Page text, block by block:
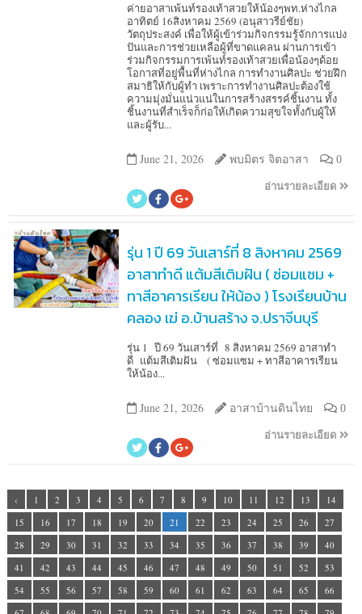
ค่ายอาสาเพ้นท์รองเท้าสวยให้น้องๆพท.ห่างไกล
อาทิตย์ 16สิงหาคม 2569 (อนุสาวรีย์ชัย)
วัตถุประสงค์ เพื่อให้ผู้เข้าร่วมกิจกรรมรู้จักการแบ่ง
ปันและการช่วยเหลือผู้ที่ขาดแคลน ผ่านการเข้า
ร่วมกิจกรรมการเพ้นท์รองเท้าสวยเพื่อน้องๆด้อย
โอกาสที่อยู่พื้นที่ห่างไกล การทำงานศิลปะ ช่วยฝึก
สมาธิให้กับผู้ทำ เพราะการทำงานศิลปะต้องใช้
ความมุ่งมั่นแน่วแน่ในการสร้างสรรค์ชิ้นงาน ทั้ง
ชิ้นงานที่สำเร็จก็ก่อให้เกิดความสุขใจทั้งกับผู้ให้
และผู้รับ...
June 21, 2026 พบมิตร จิตอาสา 0
อ่านรายละเอียด
รุ่น 1 ปี 69 วันเสาร์ที่ 8 สิงหาคม 2569
อาสาทำดี แต้มสีเติมฝัน ( ซ่อมแซม +
ทาสีอาคารเรียน ให้น้อง ) โรงเรียนบ้าน
คลอง เฆ่ อ.บ้านสร้าง จ.ปราจีนบุรี
รุ่น 1 ปี 69 วันเสาร์ที่ 8 สิงหาคม 2569 อาสาทำ
ดี แต้มสีเติมฝัน ( ซ่อมแซม + ทาสีอาคารเรียน
ให้น้อง...
June 21, 2026 อาสาบ้านดินไทย 0
อ่านรายละเอียด
‹ 1 2 3 4 5 6 7 8 9 10 11 12 13
14
15
16 17 18 19 20 21 22 23 24 25 26
27
28
29 30 31 32 33 34 35 36 37 38 39
40
41
42 43 44 45 46 47 48 49 50 51 52
53
54
55 56 57 58 59 60 61 62 63 64 65
66